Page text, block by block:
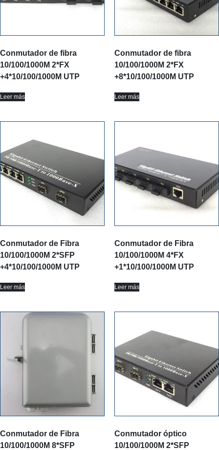
Conmutador de fibra
10/100/1000M 2*FX
+4*10/100/1000M UTP
Leer más
Conmutador de fibra
10/100/1000M 2*FX
+8*10/100/1000M UTP
Leer más
Conmutador de Fibra
10/100/1000M 2*SFP
+4*10/100/1000M UTP
Leer más
Conmutador de Fibra
10/100/1000M 4*FX
+1*10/100/1000M UTP
Leer más
Conmutador de Fibra
10/100/1000M 8*SFP
Conmutador óptico
10/100/1000M 2*SFP